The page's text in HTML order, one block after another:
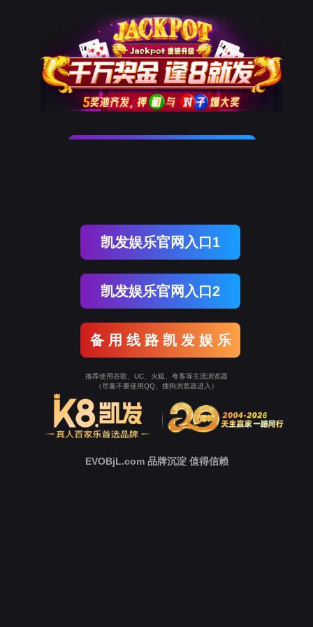
栏目不存在！
页面自动跳转等待时间：3秒
返回Ezpay 立即跳转